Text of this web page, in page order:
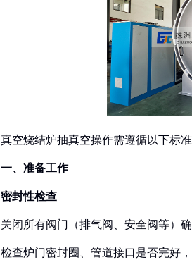
真空烧结炉抽真空操作需遵循以下标
一、准备工作‌
‌密封性检查‌
关闭所有阀门（排气阀、安全阀等）确
检查炉门密封圈、管道接口是否完好